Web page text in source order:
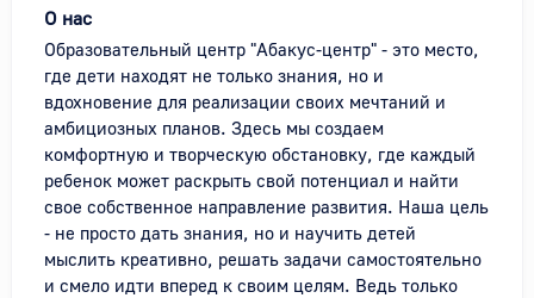
О нас
Образовательный центр "Абакус-центр" - это место,
где дети находят не только знания, но и
вдохновение для реализации своих мечтаний и
амбициозных планов. Здесь мы создаем
комфортную и творческую обстановку, где каждый
ребенок может раскрыть свой потенциал и найти
свое собственное направление развития. Наша цель
- не просто дать знания, но и научить детей
мыслить креативно, решать задачи самостоятельно
и смело идти вперед к своим целям. Ведь только